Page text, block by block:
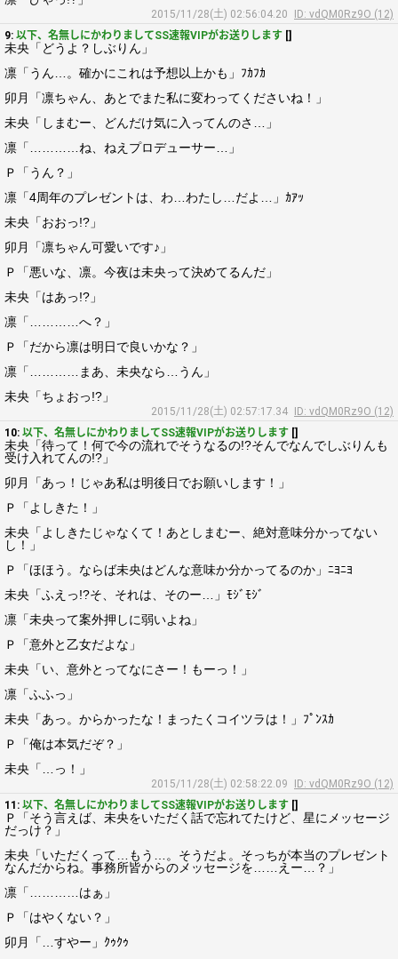
2015/11/28(土) 02:56:04.20
ID: vdQM0Rz9O (12)
9: 以下、名無しにかわりましてSS速報VIPがお送りします []
未央「どうよ？しぶりん」
凛「うん…。確かにこれは予想以上かも」ﾌｶﾌｶ
卯月「凛ちゃん、あとでまた私に変わってくださいね！」
未央「しまむー、どんだけ気に入ってんのさ…」
凛「…………ね、ねえプロデューサー…」
Ｐ「うん？」
凛「4周年のプレゼントは、わ…わたし…だよ…」ｶｱｯ
未央「おおっ!?」
卯月「凛ちゃん可愛いです♪」
Ｐ「悪いな、凛。今夜は未央って決めてるんだ」
未央「はあっ!?」
凛「…………へ？」
Ｐ「だから凛は明日で良いかな？」
凛「…………まあ、未央なら…うん」
未央「ちょおっ!?」
2015/11/28(土) 02:57:17.34
ID: vdQM0Rz9O (12)
10: 以下、名無しにかわりましてSS速報VIPがお送りします []
未央「待って！何で今の流れでそうなるの!?そんでなんでしぶりんも
受け入れてんの!?」
卯月「あっ！じゃあ私は明後日でお願いします！」
Ｐ「よしきた！」
未央「よしきたじゃなくて！あとしまむー、絶対意味分かってない
し！」
Ｐ「ほほう。ならば未央はどんな意味か分かってるのか」ﾆﾖﾆﾖ
未央「ふえっ!?そ、それは、そのー…」ﾓｼﾞﾓｼﾞ
凛「未央って案外押しに弱いよね」
Ｐ「意外と乙女だよな」
未央「い、意外とってなにさー！もーっ！」
凛「ふふっ」
未央「あっ。からかったな！まったくコイツラは！」ﾌﾟﾝｽｶ
Ｐ「俺は本気だぞ？」
未央「…っ！」
2015/11/28(土) 02:58:22.09
ID: vdQM0Rz9O (12)
11: 以下、名無しにかわりましてSS速報VIPがお送りします []
Ｐ「そう言えば、未央をいただく話で忘れてたけど、星にメッセージ
だっけ？」
未央「いただくって…もう…。そうだよ。そっちが本当のプレゼント
なんだからね。事務所皆からのメッセージを……えー…？」
凛「…………はぁ」
Ｐ「はやくない？」
卯月「…すやー」ｸｩｸｩ